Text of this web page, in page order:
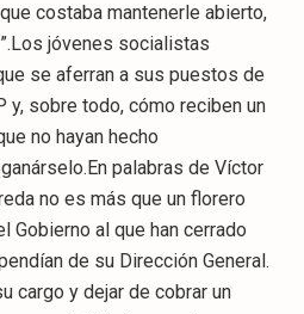
costaba mantenerle abierto,
jóvenes socialistas
se aferran a sus puestos de
sobre todo, cómo reciben un
no hayan hecho
palabras de Víctor
no es más que un florero
Gobierno al que han cerrado
de su Dirección General.
cargo y dejar de cobrar un